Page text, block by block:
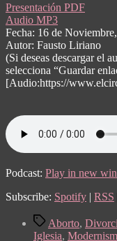
Presentación PDF
Audio MP3
Fecha: 16 de
Autor: Fausto Liriano
(Si deseas descargar el
selecciona “Guardar
[Audio:https://
Podcast: Play in new
Subscribe: Spotify RSS
TagsAborto,
Iglesia,